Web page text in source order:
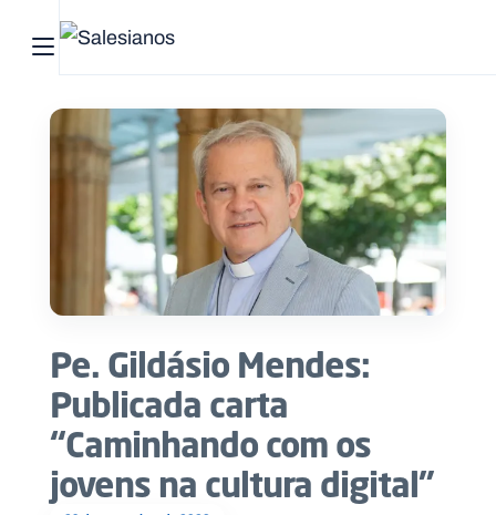
Abrir menu principal
Pe. Gildásio Mendes:
Publicada carta
“Caminhando com os
jovens na cultura digital”
Pesquisar no site
Início
Quem
somos
O
que
fazemos
Recursos
Notícias